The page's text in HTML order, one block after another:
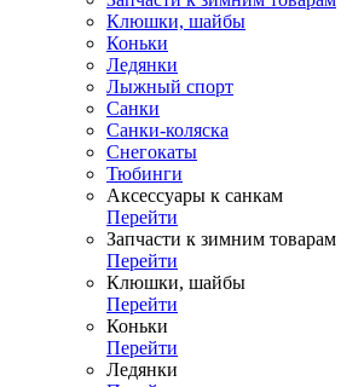
Клюшки, шайбы
Коньки
Ледянки
Лыжный спорт
Санки
Санки-коляска
Снегокаты
Тюбинги
Аксессуары к санкам
Перейти
Запчасти к зимним товарам
Перейти
Клюшки, шайбы
Перейти
Коньки
Перейти
Ледянки